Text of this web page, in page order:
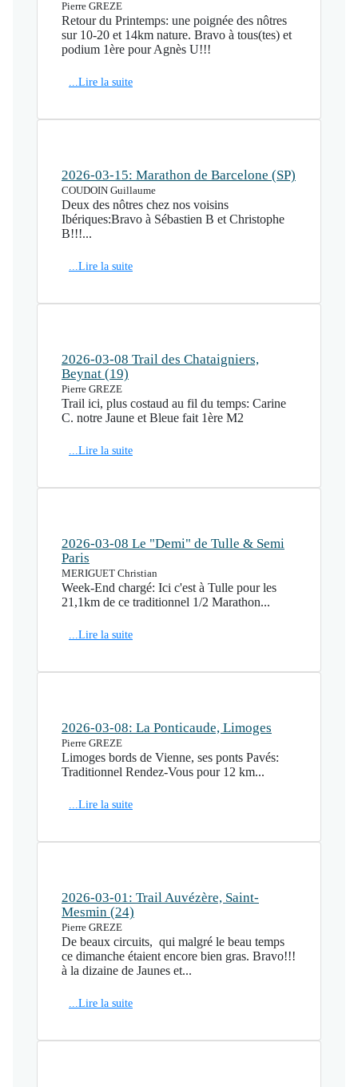
Pierre GREZE
Retour du Printemps: une poignée des nôtres
sur 10-20 et 14km nature. Bravo à tous(tes) et
podium 1ère pour Agnès U!!!
...Lire la suite
2026-03-15: Marathon de Barcelone (SP)
COUDOIN Guillaume
Deux des nôtres chez nos voisins
Ibériques:Bravo à Sébastien B et Christophe
B!!!...
...Lire la suite
2026-03-08 Trail des Chataigniers,
Beynat (19)
Pierre GREZE
Trail ici, plus costaud au fil du temps: Carine
C. notre Jaune et Bleue fait 1ère M2
...Lire la suite
2026-03-08 Le "Demi" de Tulle & Semi
Paris
MERIGUET Christian
Week-End chargé: Ici c'est à Tulle pour les
21,1km de ce traditionnel 1/2 Marathon...
...Lire la suite
2026-03-08: La Ponticaude, Limoges
Pierre GREZE
Limoges bords de Vienne, ses ponts Pavés:
Traditionnel Rendez-Vous pour 12 km...
...Lire la suite
2026-03-01: Trail Auvézère, Saint-
Mesmin (24)
Pierre GREZE
De beaux circuits, qui malgré le beau temps
ce dimanche étaient encore bien gras. Bravo!!!
à la dizaine de Jaunes et...
...Lire la suite